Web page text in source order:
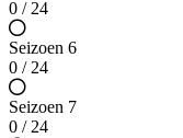
0 / 24
Seizoen 6
0 / 24
Seizoen 7
0 / 24